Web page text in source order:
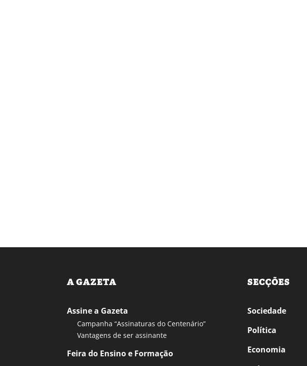
A GAZETA
Assine a Gazeta
Campanha “Assinaturas do Centenário”
Vantagens de ser assinante
Feira do Ensino e Formação
SECÇÕES
Sociedade
Política
Economia